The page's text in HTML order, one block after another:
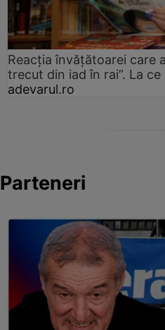
Reacția învățătoarei care
trecut din iad în rai”. La
adevarul.ro
Parteneri